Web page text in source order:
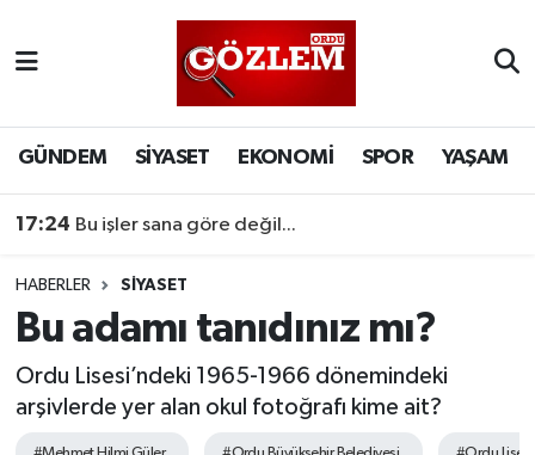
GÜNDEM SİYASET EKONOMİ SPOR YAŞAM
17:24 Bu işler sana göre değil...
HABERLER SİYASET
Bu adamı tanıdınız mı?
Ordu Lisesi’ndeki 1965-1966 dönemindeki
arşivlerde yer alan okul fotoğrafı kime ait?
SİYASET
EKONOMİ
YAŞAM
EĞİTİM
Ordu Nöbetçi Eczaneler
Ordu Hava Durumu
Ordu Namaz Vakitleri
Ordu Trafik Yoğunluk Haritası
Süper Lig Puan Durumu ve Fikstür
Tüm Manşetler